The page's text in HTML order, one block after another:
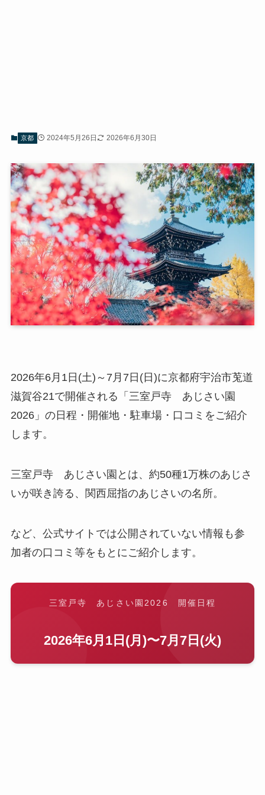
京都 2024年5月26日 2026年6月30日
2026年6月1日(土)～7月7日(日)に京都府宇治市莵道
滋賀谷21で開催される「三室戸寺 あじさい園
2026」の日程・開催地・駐車場・口コミをご紹介
します。
三室戸寺 あじさい園とは、約50種1万株のあじさ
いが咲き誇る、関西屈指のあじさいの名所。
など、公式サイトでは公開されていない情報も参
加者の口コミ等をもとにご紹介します。
三室戸寺 あじさい園2026 開催日程
2026年6月1日(月)〜7月7日(火)